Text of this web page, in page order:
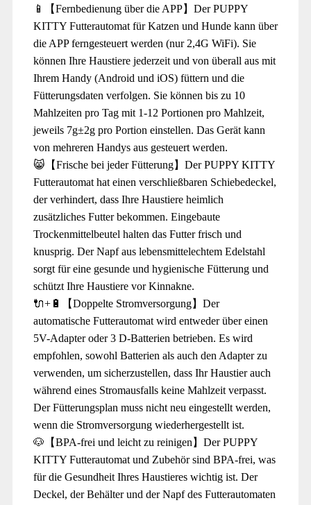
📱【Fernbedienung über die APP】Der PUPPY
KITTY Futterautomat für Katzen und Hunde kann über
die APP ferngesteuert werden (nur 2,4G WiFi). Sie
können Ihre Haustiere jederzeit und von überall aus mit
Ihrem Handy (Android und iOS) füttern und die
Fütterungsdaten verfolgen. Sie können bis zu 10
Mahlzeiten pro Tag mit 1-12 Portionen pro Mahlzeit,
jeweils 7g±2g pro Portion einstellen. Das Gerät kann
von mehreren Handys aus gesteuert werden.
😸【Frische bei jeder Fütterung】Der PUPPY KITTY
Futterautomat hat einen verschließbaren Schiebedeckel,
der verhindert, dass Ihre Haustiere heimlich
zusätzliches Futter bekommen. Eingebaute
Trockenmittelbeutel halten das Futter frisch und
knusprig. Der Napf aus lebensmittelechtem Edelstahl
sorgt für eine gesunde und hygienische Fütterung und
schützt Ihre Haustiere vor Kinnakne.
🔌+🔋【Doppelte Stromversorgung】Der
automatische Futterautomat wird entweder über einen
5V-Adapter oder 3 D-Batterien betrieben. Es wird
empfohlen, sowohl Batterien als auch den Adapter zu
verwenden, um sicherzustellen, dass Ihr Haustier auch
während eines Stromausfalls keine Mahlzeit verpasst.
Der Fütterungsplan muss nicht neu eingestellt werden,
wenn die Stromversorgung wiederhergestellt ist.
🐶【BPA-frei und leicht zu reinigen】Der PUPPY
KITTY Futterautomat und Zubehör sind BPA-frei, was
für die Gesundheit Ihres Haustieres wichtig ist. Der
Deckel, der Behälter und der Napf des Futterautomaten